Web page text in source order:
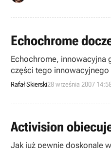
Echochrome
Echochrome, innowacyjna
części tego innowacyjnego
Rafał Skierski28 września 2007
Activision
Jak już pewnie doskonale